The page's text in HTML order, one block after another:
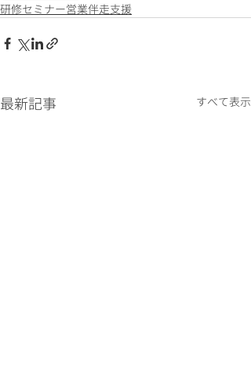
研修セミナー営業伴走支援
最新記事 すべて表示